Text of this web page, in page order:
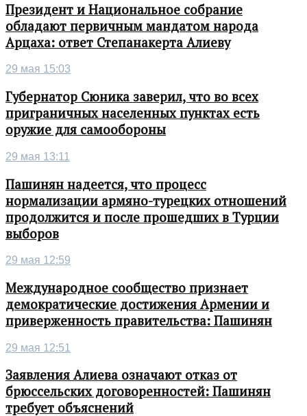
Президент и Национальное собрание
обладают первичным мандатом народа
Арцаха: ответ Степанакерта Алиеву
29 мая 15:03
Губернатор Сюника заверил, что во всех
приграничных населенных пунктах есть
оружие для самообороны
29 мая 13:11
Пашинян надеется, что процесс
нормализации армяно-турецких отношений
продолжится и после прошедших в Турции
выборов
29 мая 12:59
Международное сообщество признает
демократические достижения Армении и
приверженность правительства: Пашинян
29 мая 12:51
Заявления Алиева означают отказ от
брюссельских договоренностей: Пашинян
требует объяснений